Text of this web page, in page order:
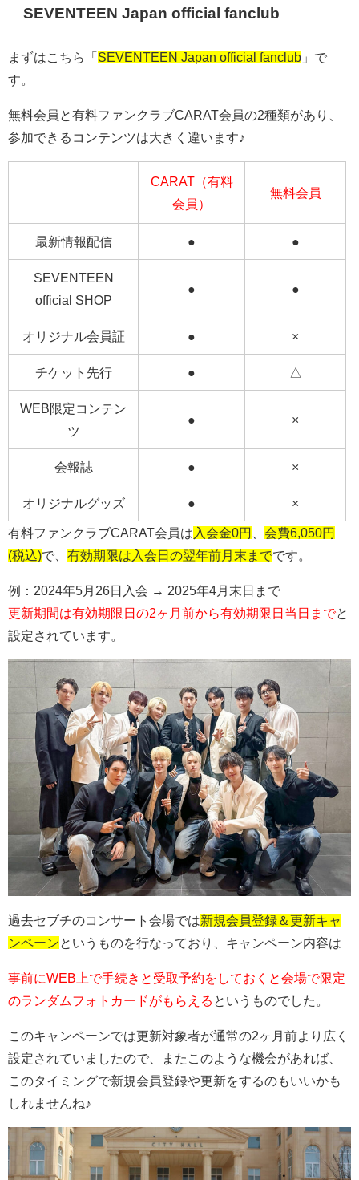
SEVENTEEN Japan official fanclub
まずはこちら「 SEVENTEEN Japan official fanclub 」で
す。
無料会員と有料ファンクラブCARAT会員の2種類があり、
参加できるコンテンツは大きく違います♪
CARAT（有料
会員）
無料会員
最新情報配信 ● ●
SEVENTEEN
official SHOP
● ●
オリジナル会員証 ● ×
チケット先行 ● △
WEB限定コンテン
ツ
● ×
会報誌 ● ×
オリジナルグッズ ● ×
有料ファンクラブCARAT会員は 入会金0円
会費6,050円
(税込)で、 有効期限は入会日の翌年前月末までです。
例：2024年5月26日入会 → 2025年4月末日まで
更新期間は有効期限日の2ヶ月前から有効期限日当日までと
設定されています。
過去セブチのコンサート会場では新規会員登録＆更新キャ
ンペーン というものを行なっており、キャンペーン内容は
事前にWEB上で手続きと受取予約をしておくと会場で限定
のランダムフォトカードがもらえる というものでした。
このキャンペーンでは更新対象者が通常の2ヶ月前より広く
設定されていましたので、またこのような機会があれば、
このタイミングで新規会員登録や更新をするのもいいかも
しれませんね♪